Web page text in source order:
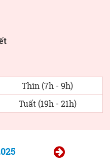
Thìn (7h - 9h)
Tuất (19h - 21h)